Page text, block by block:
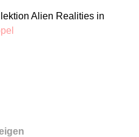
Alien Realities in